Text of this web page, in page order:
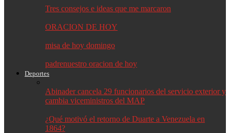
Tres consejos e ideas que me marcaron
ORACION DE HOY
misa de hoy domingo
padrenuestro oracion de hoy
Deportes
Abinader cancela 29 funcionarios del servicio exterior y
cambia viceministros del MAP
¿Qué motivó el retorno de Duarte a Venezuela en
1864?